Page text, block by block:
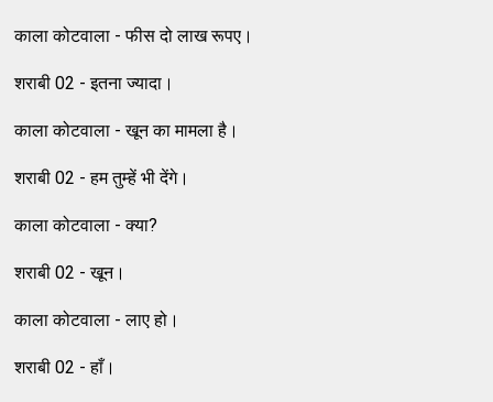
काला कोटवाला - फीस दो लाख रूपए।
शराबी 02 - इतना ज्यादा।
काला कोटवाला - खून का मामला है।
शराबी 02 - हम तुम्हें भी देंगे।
काला कोटवाला - क्या?
शराबी 02 - खून।
काला कोटवाला - लाए हो।
शराबी 02 - हाँ।